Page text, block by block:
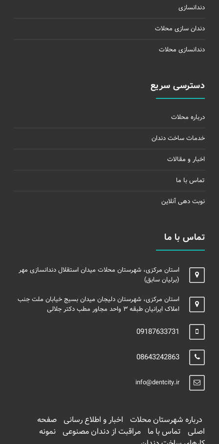
دندانسازی
دندان سازی محلات
دندانسازی محلات
دسترسی سریع
درباره محلات
خدمات ساخت دندان
اخبار و مقالات
تماس با ما
نوبت دهی آنلاین
تماس با ما
استان مرکزی، شهرستان محلات میدان استقلال دندانسازی مهر
(برلیان سابق)
استان مرکزی، شهرستان دلیجان میدان بسیج خیابان ملت جنب
املاک ایرانیان طبقه ۳ واحد مجاور مطب دکتر جلالی
09187633731
08643242863
info@dentcity.ir
درباره شهرستان محلات اخبار و اطلاع رسانی صفحه
اصلی تماس با ما مراقبت از دندان مصنوعی نمونه